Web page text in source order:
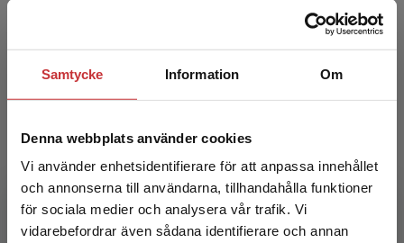
Samtycke Information Om
Denna webbplats använder cookies
Vi använder enhetsidentifierare för att anpassa innehållet
och annonserna till användarna, tillhandahålla funktioner
för sociala medier och analysera vår trafik. Vi
vidarebefordrar även sådana identifierare och annan
Begränsad fraktregion
Tankar - Digital elevlicens 12 mån
Fäldt, C - Fäldt, D